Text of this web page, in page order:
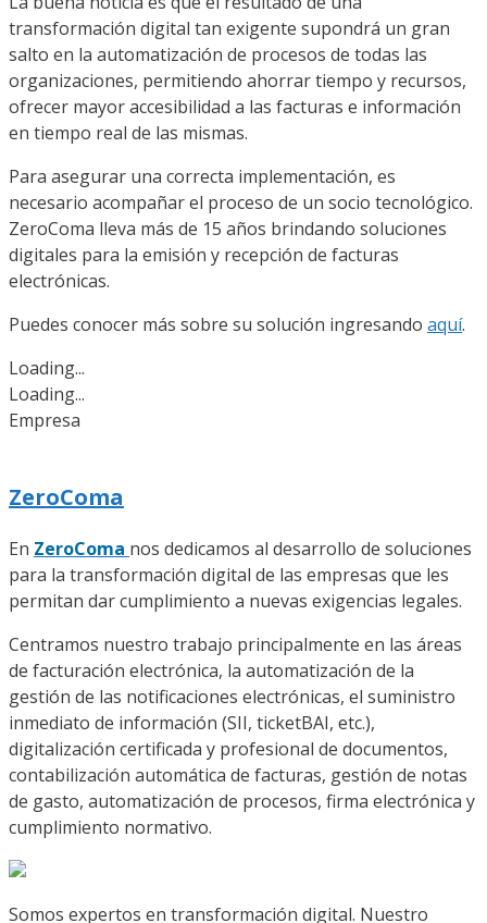
transformación digital tan exigente supondrá un gran
salto en la automatización de procesos de todas las
organizaciones, permitiendo ahorrar tiempo y recursos,
ofrecer mayor accesibilidad a las facturas e información
en tiempo real de las mismas.
Para asegurar una correcta implementación, es
necesario acompañar el proceso de un socio tecnológico.
ZeroComa lleva más de 15 años brindando soluciones
digitales para la emisión y recepción de facturas
electrónicas.
Puedes conocer más sobre su solución ingresando aquí.
Loading...
Loading...
Empresa
ZeroComa
En ZeroComa nos dedicamos al desarrollo de soluciones
para la transformación digital de las empresas que les
permitan dar cumplimiento a nuevas exigencias legales.
Centramos nuestro trabajo principalmente en las áreas
de facturación electrónica, la automatización de la
gestión de las notificaciones electrónicas, el suministro
inmediato de información (SII, ticketBAI, etc.),
digitalización certificada y profesional de documentos,
contabilización automática de facturas, gestión de notas
de gasto, automatización de procesos, firma electrónica y
cumplimiento normativo.
Somos expertos en transformación digital. Nuestro